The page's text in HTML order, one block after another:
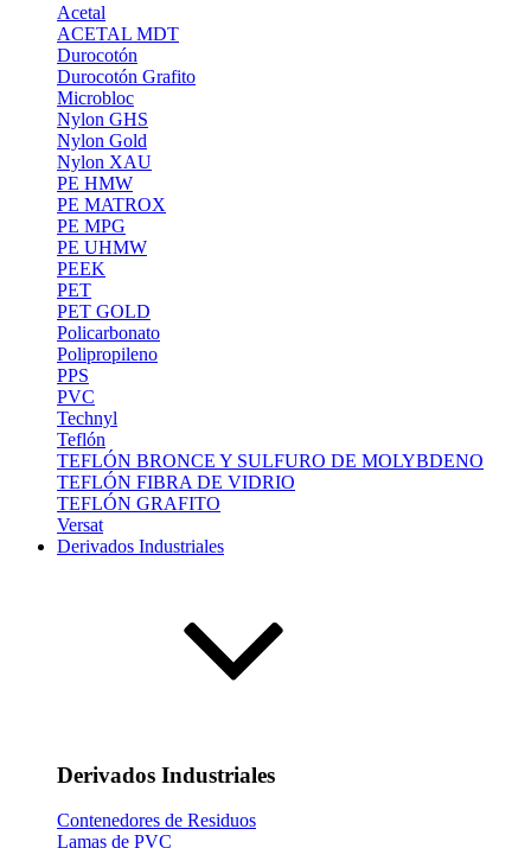
Acetal
ACETAL MDT
Durocotón
Durocotón Grafito
Microbloc
Nylon GHS
Nylon Gold
Nylon XAU
PE HMW
PE MATROX
PE MPG
PE UHMW
PEEK
PET
PET GOLD
Policarbonato
Polipropileno
PPS
PVC
Technyl
Teflón
TEFLÓN BRONCE Y SULFURO DE MOLYBDENO
TEFLÓN FIBRA DE VIDRIO
TEFLÓN GRAFITO
Versat
Derivados Industriales
Derivados Industriales
Contenedores de Residuos
Lamas de PVC